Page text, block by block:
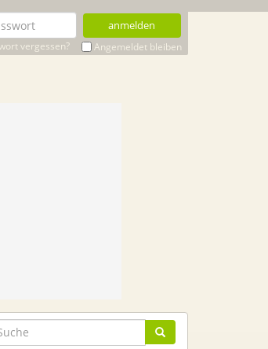
anmelden
vergessen? Angemeldet bleiben